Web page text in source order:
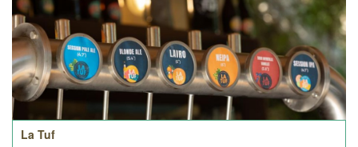
La Tuf